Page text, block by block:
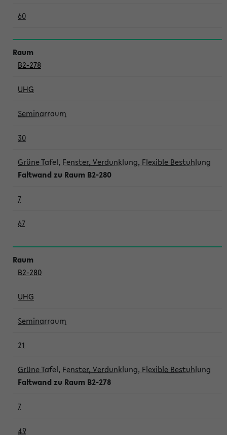
60
B2-278
UHG
Seminarraum
30
Grüne Tafel, Fenster, Verdunklung, Flexible Bestuhlung
Faltwand zu Raum B2-280
7
67
B2-280
UHG
Seminarraum
21
Grüne Tafel, Fenster, Verdunklung, Flexible Bestuhlung
Faltwand zu Raum B2-278
7
49